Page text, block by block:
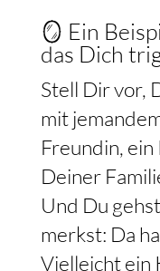
🪞 Ein
das Dich
Stell Dir vor,
mit
Freundin, ein
Deiner
Und Du
merkst: Da
Vielleicht ein